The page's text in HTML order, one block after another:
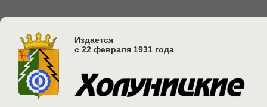
Издается
с 22 февраля 1931 года